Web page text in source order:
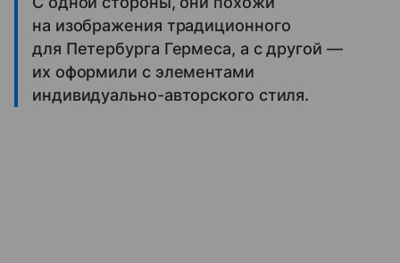
на изображения традиционного
для Петербурга Гермеса, а с другой —
их оформили с элементами
индивидуально-авторского стиля.